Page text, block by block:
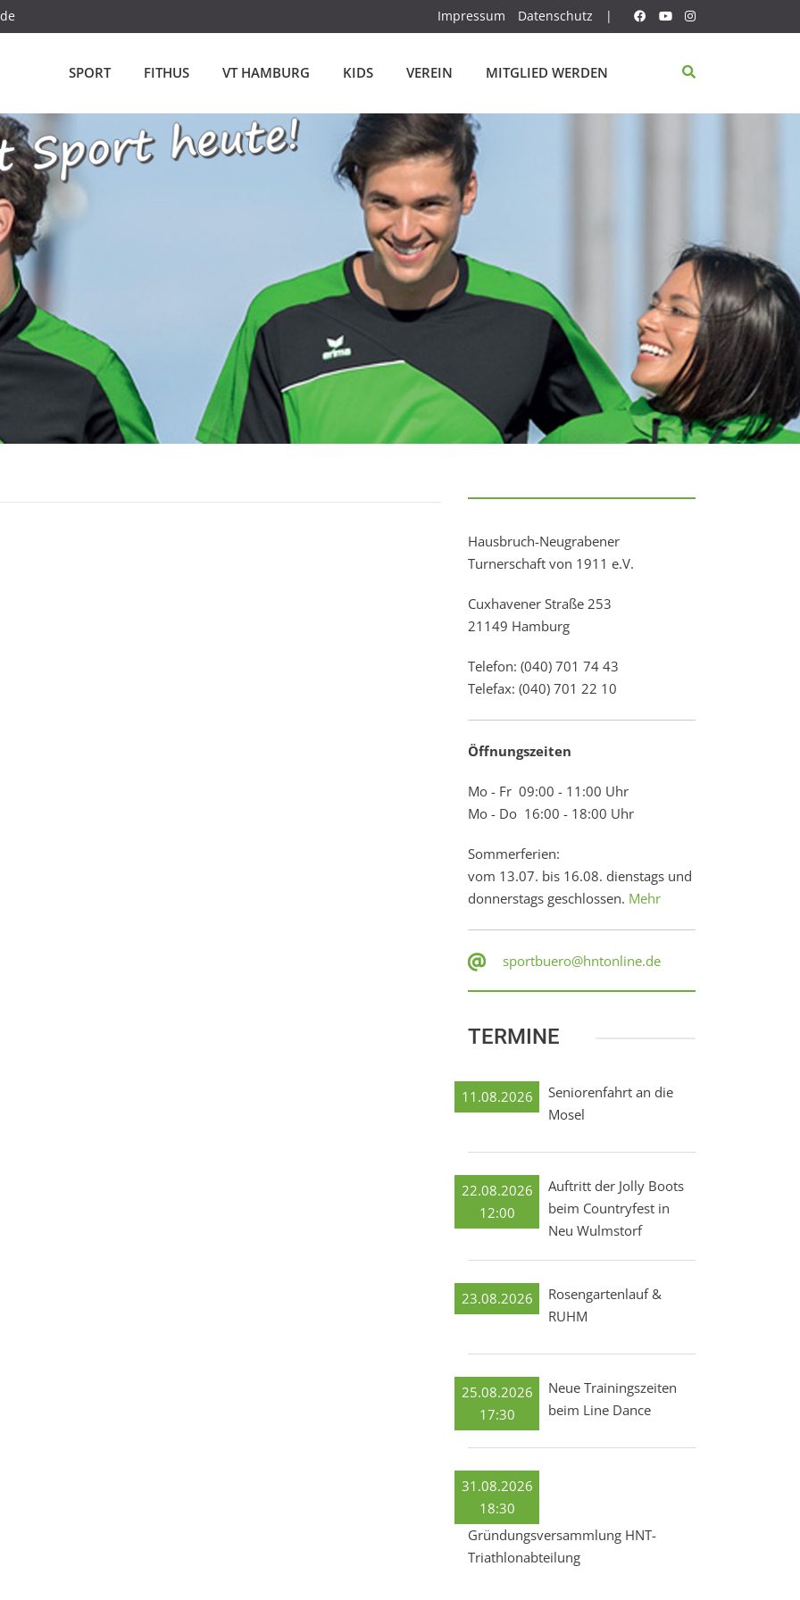
Impressum Datenschutz |
SPORT FITHUS VT HAMBURG KIDS VEREIN MITGLIED WERDEN
Hausbruch-Neugrabener
Turnerschaft von 1911 e.V.
Cuxhavener Straße 253
21149 Hamburg
Telefon: (040) 701 74 43
Telefax: (040) 701 22 10
Öffnungszeiten
Mo - Fr 09:00 - 11:00 Uhr
Mo - Do 16:00 - 18:00 Uhr
Sommerferien:
vom 13.07. bis 16.08. dienstags und
donnerstags geschlossen. Mehr
sportbuero@hntonline.de
TERMINE
11.08.2026
Seniorenfahrt an die
Mosel
22.08.2026
12:00
Auftritt der Jolly Boots
beim Countryfest in
Neu Wulmstorf
23.08.2026
Rosengartenlauf &
RUHM
25.08.2026
17:30
Neue Trainingszeiten
beim Line Dance
31.08.2026
18:30
Gründungsversammlung HNT-
Triathlonabteilung